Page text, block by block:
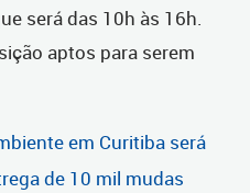
será das 10h às 16h.
aptos para serem
em Curitiba será
de 10 mil mudas